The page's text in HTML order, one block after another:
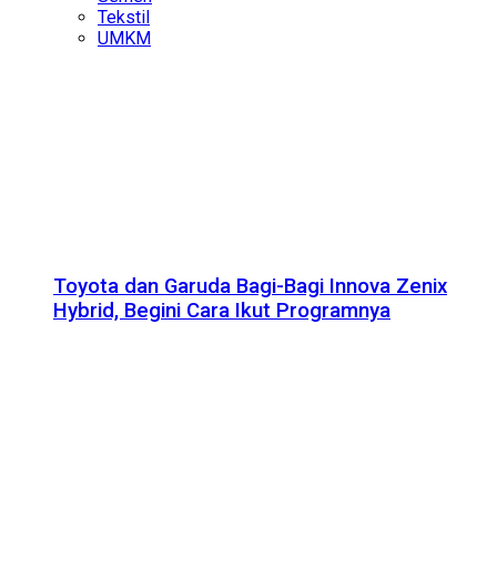
Tekstil
UMKM
Toyota dan Garuda Bagi-Bagi Innova Zenix
Hybrid, Begini Cara Ikut Programnya